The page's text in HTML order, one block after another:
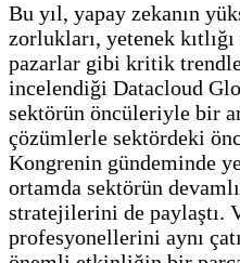
Bu yıl, yapay zekanın
zorlukları, yetenek
pazarlar gibi kritik
incelendiği Datacloud
sektörün öncüleriyle bir
çözümlerle sektördeki
Kongrenin gündeminde
ortamda sektörün
stratejilerini de paylaştı.
profesyonellerini aynı